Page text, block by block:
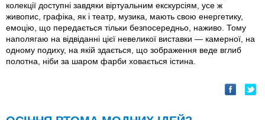
колекції доступні завдяки віртуальним екскурсіям, усе ж
живопис, графіка, як і театр, музика, мають свою енергетику,
емоцію, що передається тільки безпосередньо, наживо. Тому
наполягаю на відвіданні цієї невеликої виставки — камерної, на
одному подиху, на якій здається, що зображення веде вглиб
полотна, ніби за шаром фарби ховається істина.